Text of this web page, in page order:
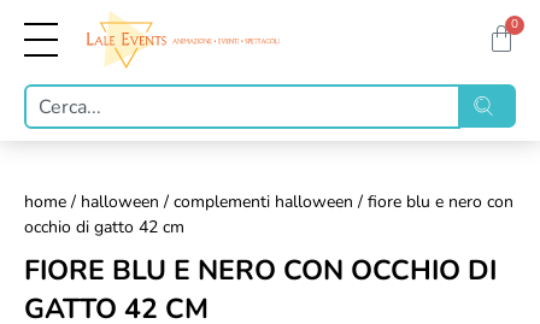
0
home / halloween / complementi halloween / fiore blu e nero con
occhio di gatto 42 cm
FIORE BLU E NERO CON OCCHIO DI
GATTO 42 CM